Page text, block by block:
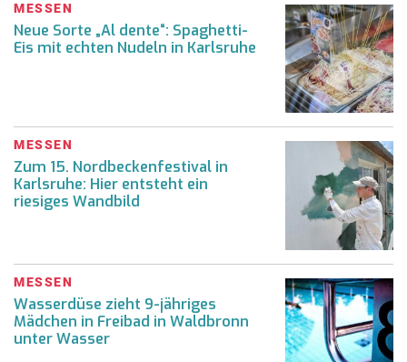
MESSEN
Neue Sorte „Al dente“: Spaghetti-
Eis mit echten Nudeln in Karlsruhe
MESSEN
Zum 15. Nordbeckenfestival in
Karlsruhe: Hier entsteht ein
riesiges Wandbild
MESSEN
Wasserdüse zieht 9-jähriges
Mädchen in Freibad in Waldbronn
unter Wasser